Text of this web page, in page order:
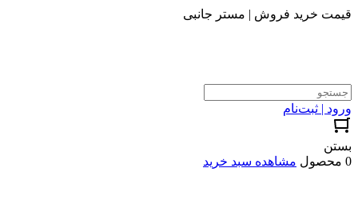
قیمت خرید فروش | مستر جانبی
ورود | ثبت‌نام
بستن
0 محصول
مشاهده سبد خرید